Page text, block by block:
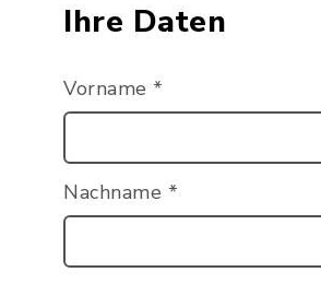
Ihre Daten
Vorname *
Nachname *